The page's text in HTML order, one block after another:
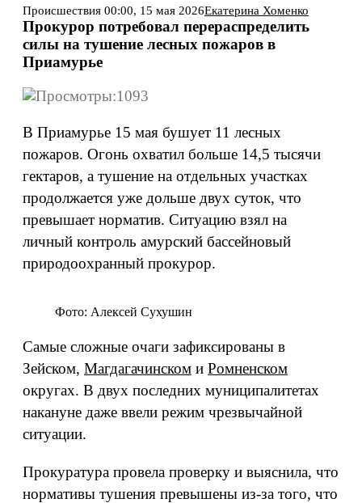
Информация Подписка Все новости
Происшествия 00:00, 15 мая 2026Екатерина Хоменко
Прокурор потребовал перераспределить
силы на тушение лесных пожаров в
Приамурье
1093
В Приамурье 15 мая бушует 11 лесных
пожаров. Огонь охватил больше 14,5 тысячи
гектаров, а тушение на отдельных участках
продолжается уже дольше двух суток, что
превышает норматив. Ситуацию взял на
личный контроль амурский бассейновый
природоохранный прокурор.
Фото: Алексей Сухушин
Самые сложные очаги зафиксированы в
Зейском, Магдагачинском и Ромненском
округах. В двух последних муниципалитетах
накануне даже ввели режим чрезвычайной
ситуации.
Прокуратура провела проверку и выяснила, что
нормативы тушения превышены из-за того, что